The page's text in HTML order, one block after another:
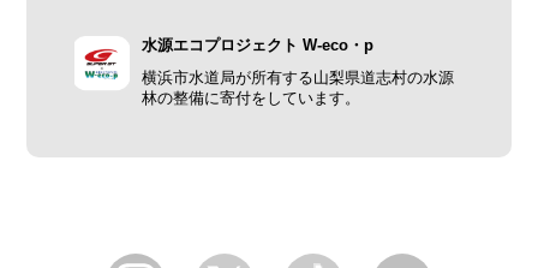
水源エコプロジェクト W-eco・p
横浜市水道局が所有する山梨県道志村の水源
林の整備に寄付をしています。